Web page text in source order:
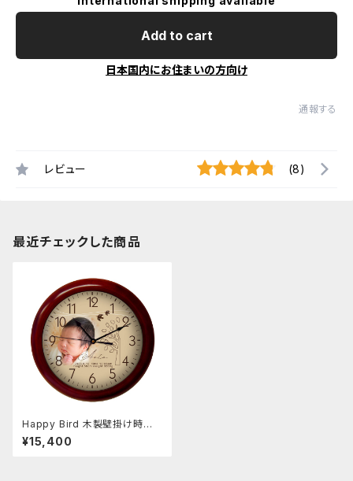
Add to cart
日本国内にお住まいの方向け
通報する
レビュー (8)
最近チェックした商品
Happy Bird 木製壁掛け時計
35.5cm お誕生日 出産祝い 内
祝い
¥15,400